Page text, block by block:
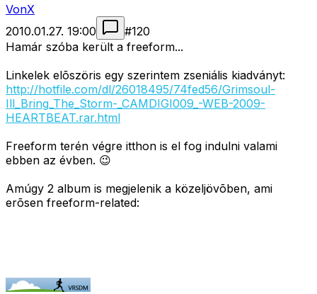
VonX
2010.01.27. 19:00
#120
Hamár szóba került a freeform...
Linkelek elõszöris egy szerintem zseniális kiadványt:
http://hotfile.com/dl/26018495/74fed56/Grimsoul-
Ill_Bring_The_Storm-_CAMDIGI009_-WEB-2009-
HEARTBEAT.rar.html
Freeform terén végre itthon is el fog indulni valami
ebben az évben. 😉
Amúgy 2 album is megjelenik a közeljövõben, ami
erõsen freeform-related: